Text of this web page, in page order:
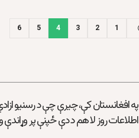
1
2
3
4
5
6
په افغانستان کې، چیرې چې د رسنیو
اطلاعات روز لا هم د دې ځپنې پر وړاندې